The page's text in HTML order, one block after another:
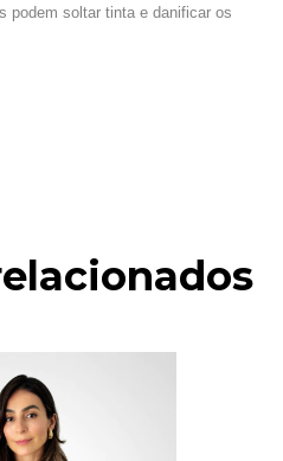
podem soltar tinta e danificar os